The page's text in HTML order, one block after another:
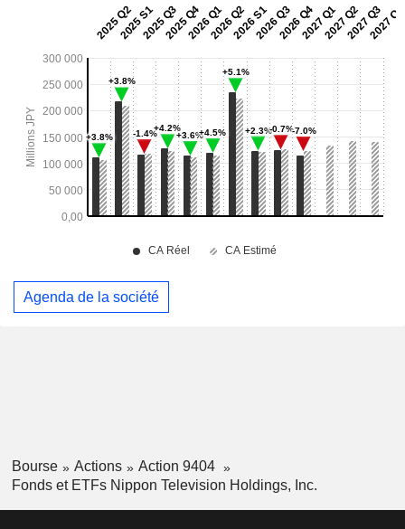
Agenda de la société
Bourse Actions
Action 9404
Fonds et ETFs Nippon Television Holdings, Inc.